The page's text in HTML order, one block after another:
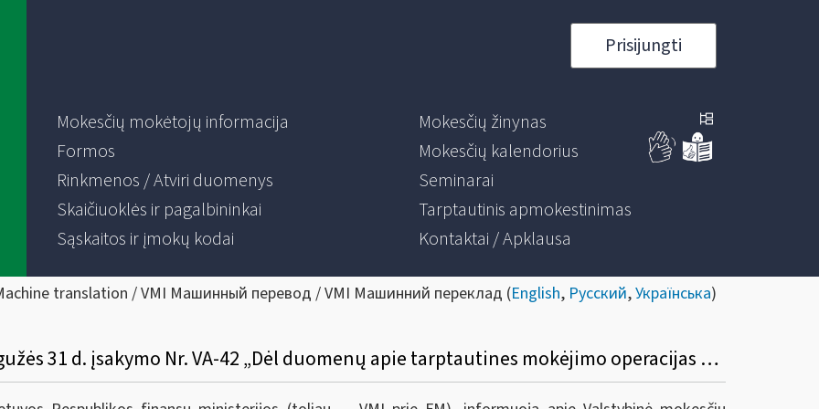
Prisijungti
Mokesčių mokėtojų informacija
Formos
Rinkmenos / Atviri duomenys
Skaičiuoklės ir pagalbininkai
Sąskaitos ir įmokų kodai
Mokesčių žinynas
Mokesčių kalendorius
Seminarai
Tarptautinis apmokestinimas
Kontaktai / Apklausa
translation / VMI Машинный перевод / VMI Машинний переклад (English, Русский,Українська)
Dėl VMI prie FM viršininko 2023 m. gegužės 31 d. įsakymo Nr. VA-42 „Dėl duomenų apie tarptautines mokėjimo operacijas kaupimo, saugojimo ir teikimo taisyklių patvirtinimo“